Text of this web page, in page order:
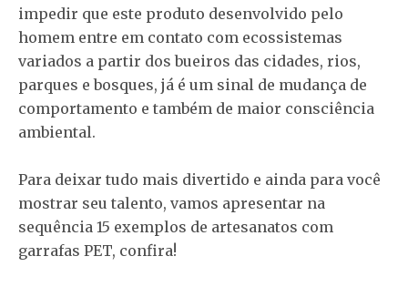
impedir que este produto desenvolvido pelo
homem entre em contato com ecossistemas
variados a partir dos bueiros das cidades, rios,
parques e bosques, já é um sinal de mudança de
comportamento e também de maior consciência
ambiental.
Para deixar tudo mais divertido e ainda para você
mostrar seu talento, vamos apresentar na
sequência 15 exemplos de artesanatos com
garrafas PET, confira!